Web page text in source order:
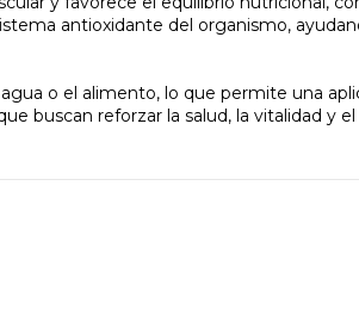
antioxidante del organismo,
o el alimento, lo que permite una
buscan reforzar la salud, la vitalidad y